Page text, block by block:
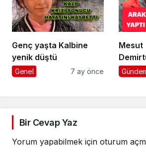
Genç yaşta Kalbine
yenik düştü
Genel 7 ay önce
Mesut
Örnek
Bir Cevap Yaz
Yorum yapabilmek için oturum